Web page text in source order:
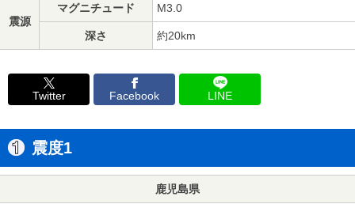
震源
マグニチュード M3.0
深さ 約20km
Twitter Facebook LINE
震度1
鹿児島県